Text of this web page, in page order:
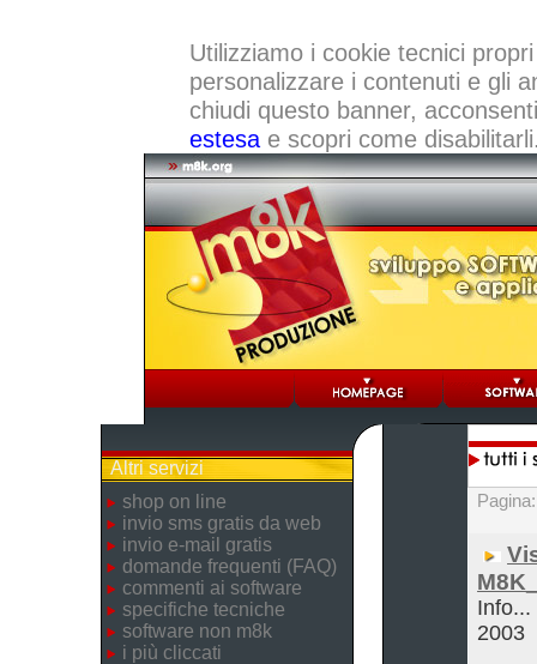
Utilizziamo i cookie tecnici
personalizzare i contenuti e gli
chiudi questo banner,
estesae scopri come
Altri servizi
shop on line
invio sms gratis da web
invio e-mail gratis
domande frequenti (FAQ)
commenti ai software
specifiche tecniche
software non m8k
i più cliccati
Info...
2003